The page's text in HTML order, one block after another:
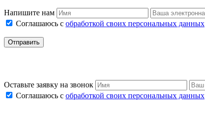
Напишите нам
Соглашаюсь с обработкой своих персональных данных
Оставьте заявку на звонок
Соглашаюсь с обработкой своих персональных данных